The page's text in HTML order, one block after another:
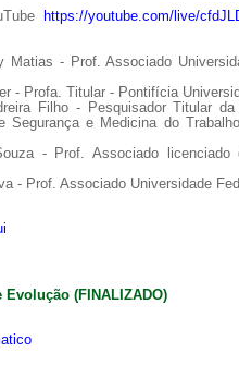
https://youtube.com/live/
Matias - Prof. Associado
- Profa. Titular - Pontifícia
Filho - Pesquisador Titular da
Segurança e Medicina do
- Prof. Associado licenciado
- Prof. Associado Universidade
Evolução (FINALIZADO)